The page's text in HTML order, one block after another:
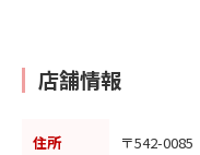
店舗情報
住所
〒542-0085